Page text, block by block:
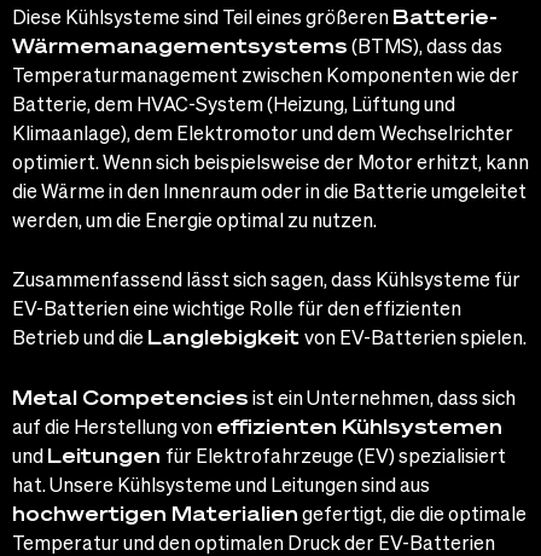
Diese Kühlsysteme sind Teil eines größerenBatterie-
Wärmemanagementsystems(BTMS), dass das
Temperaturmanagement zwischen Komponenten wie der
Batterie, dem HVAC-System (Heizung, Lüftung und
Klimaanlage), dem Elektromotor und dem Wechselrichter
optimiert. Wenn sich beispielsweise der Motor erhitzt, kann
die Wärme in den Innenraum oder in die Batterie umgeleitet
werden, um die Energie optimal zu nutzen.
Zusammenfassend lässt sich sagen, dass Kühlsysteme für
EV-Batterien eine wichtige Rolle für den effizienten
Betrieb und die Langlebigkeitvon EV-Batterien spielen.
Metal Competenciesist ein Unternehmen, dass sich
auf die Herstellung voneffizienten Kühlsystemen
undLeitungen für Elektrofahrzeuge (EV) spezialisiert
hat. Unsere Kühlsysteme und Leitungen sind aus
hochwertigen Materialiengefertigt, die die optimale
Temperatur und den optimalen Druck der EV-Batterien